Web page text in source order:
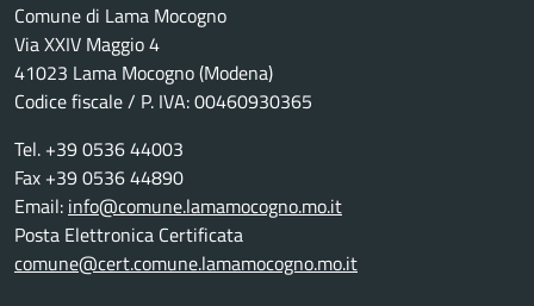
Comune di Lama Mocogno
Via XXIV Maggio 4
41023 Lama Mocogno (Modena)
Codice fiscale / P. IVA: 00460930365
Tel. +39 0536 44003
Fax +39 0536 44890
Email: info@comune.lamamocogno.mo.it
Posta Elettronica Certificata
comune@cert.comune.lamamocogno.mo.it